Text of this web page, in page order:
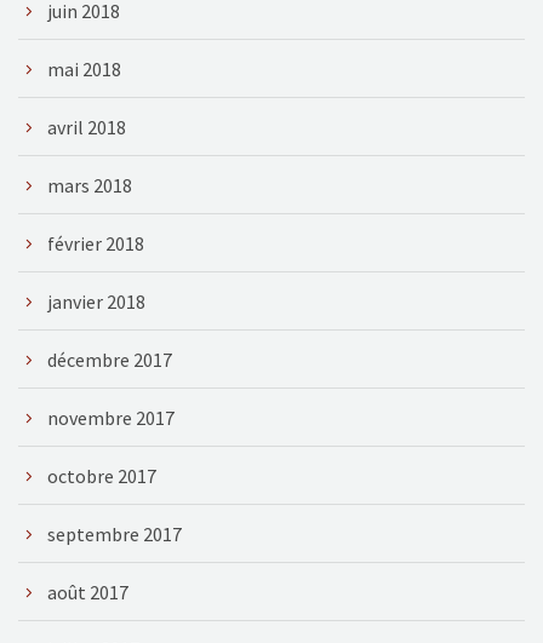
juin 2018
mai 2018
avril 2018
mars 2018
février 2018
janvier 2018
décembre 2017
novembre 2017
octobre 2017
septembre 2017
août 2017